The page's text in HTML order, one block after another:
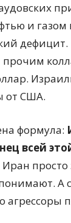
и
дефицит.
прочим
от США.
формула:
всей
Иран
А
агрессоры